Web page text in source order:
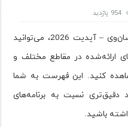
954 بازدید
در لیست رشته و شهریه دانشگاه سان‌وی – آپدیت 2026، می‌توانید
ارائه‌شده در مقاطع مختلف و
کنید. این فهرست به شما
نسبت به برنامه‌های